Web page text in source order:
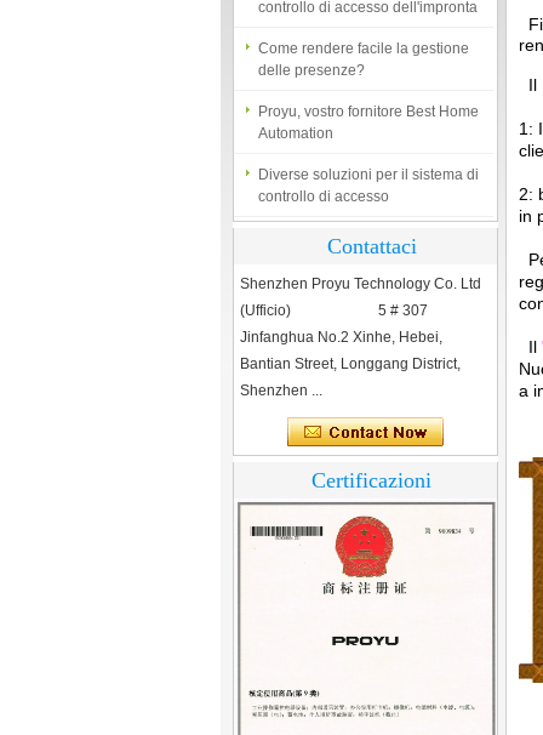
Come rendere facile la gestione
Proyu, vostro fornitore Best Home
Diverse soluzioni per il sistema di
Tresses porta impronte sono
essenziali per la sicurezza
degli accessi?
Contattaci
Shenzhen Proyu Technology Co. Ltd
(Ufficio) 5 # 307
Jinfanghua No.2 Xinhe, Hebei,
Bantian Street, Longgang District,
Shenzhen ...
Certificazioni
Il
1:
2:
in
Il
a